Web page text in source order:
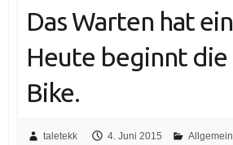
Das Warten hat
Heute beginnt die
Bike.
taletekk 4. Juni 2015 Allgemein